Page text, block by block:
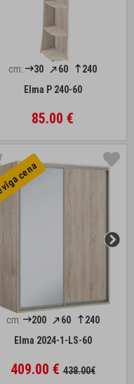
cm: 30 60
240
Elma P 240-60
85.00 €
cena
cm: 200 60
240
Elma 2024-1-LS-60
409.00 €438.00€